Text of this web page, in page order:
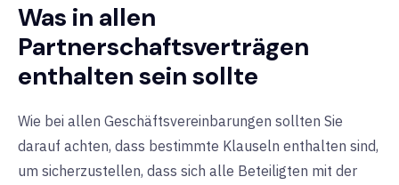
Was in allen
Partnerschaftsverträgen
enthalten sein sollte
Wie bei allen Geschäftsvereinbarungen sollten Sie
darauf achten, dass bestimmte Klauseln enthalten sind,
um sicherzustellen, dass sich alle Beteiligten mit der